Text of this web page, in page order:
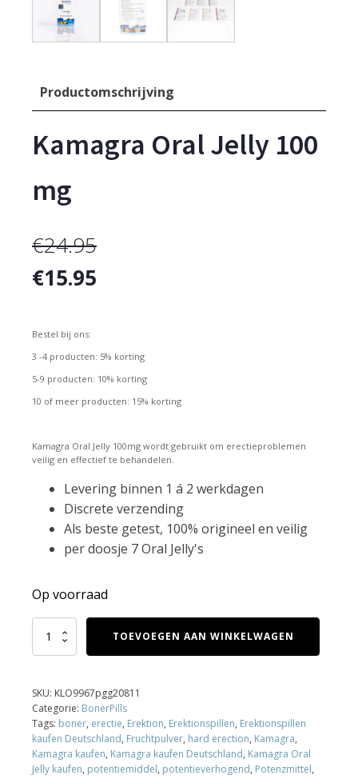
Productomschrijving
Kamagra Oral Jelly 100
mg
€24.95
Oorspronkelijke
was:
€24.95.
€15.95
€15.95.
Bestel bij ons:
3 -4 producten: 5% korting
5-9 producten: 10% korting
10 of meer producten: 15% korting
Kamagra Oral Jelly 100mg wordt gebruikt om erectieproblemen
veilig en effectief te behandelen.
Levering binnen 1 á 2 werkdagen
Discrete verzending
Als beste getest, 100% origineel en veilig
per doosje 7 Oral Jelly's
Op voorraad
Kamagra
mg
aantal
TOEVOEGEN AAN WINKELWAGEN
SKU: KLO9967pgg20811
Categorie: BonerPills
Tags: boner, erectie, Erektion, Erektionspillen, Erektionspillen
kaufen Deutschland, Fruchtpulver, hard erection, Kamagra,
Kamagra kaufen, Kamagra kaufen Deutschland, Kamagra Oral
Jelly kaufen, potentiemiddel, potentieverhogend, Potenzmittel,